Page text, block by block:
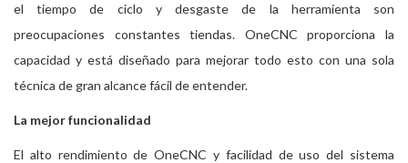
el tiempo de ciclo y desgaste de la herramienta son
preocupaciones constantes tiendas. OneCNC proporciona la
capacidad y está diseñado para mejorar todo esto con una sola
técnica de gran alcance fácil de entender.
La mejor funcionalidad
El alto rendimiento de OneCNC y facilidad de uso del sistema